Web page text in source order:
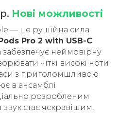
Нові можливості
— це рушійна сила
Pro 2 with USB-C
забезпечує неймовірну
чіткі високі ноти
з приголомшливою
в ансамблі
розробленим
стає яскравішим,